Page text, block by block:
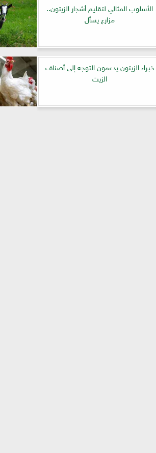
الأسلوب المثالي لتقليم أشجار الزيتون..
مزارع يسأل
خبراء الزيتون يدعمون التوجه إلى أصناف
الزيت